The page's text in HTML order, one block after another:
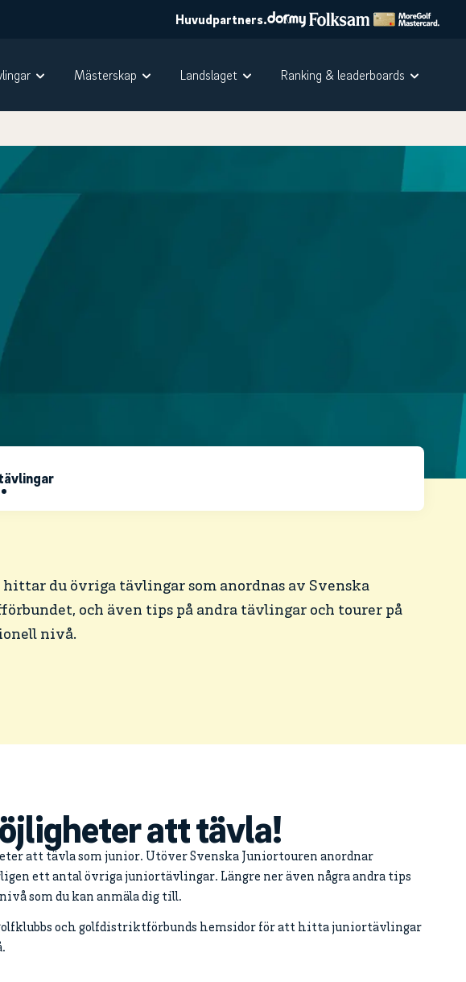
Huvudpartners.
Mästerskap Landslaget Ranking & leaderboards
hittar du övriga tävlingar som anordnas av Svenska
och även tips på andra tävlingar och tourer på
nivå.
att tävla!
att tävla som junior. Utöver Svenska Juniortouren anordnar
ett antal övriga juniortävlingar. Längre ner även några andra tips
som du kan anmäla dig till.
och golfdistriktförbunds hemsidor för att hitta juniortävlingar